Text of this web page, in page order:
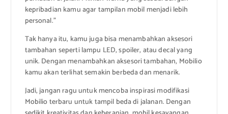
kepribadian kamu agar tampilan mobil menjadi lebih
personal.”
Tak hanya itu, kamu juga bisa menambahkan aksesori
tambahan seperti lampu LED, spoiler, atau decal yang
unik. Dengan menambahkan aksesori tambahan, Mobilio
kamu akan terlihat semakin berbeda dan menarik.
Jadi, jangan ragu untuk mencoba inspirasi modifikasi
Mobilio terbaru untuk tampil beda di jalanan. Dengan